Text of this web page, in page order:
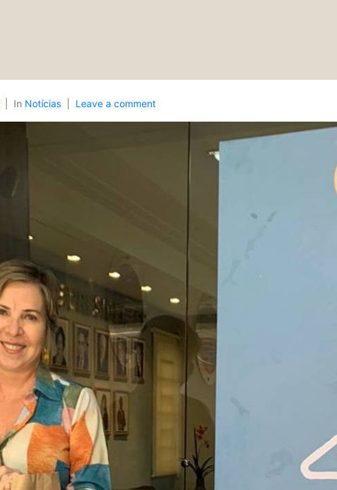
In Notícias Leave a comment